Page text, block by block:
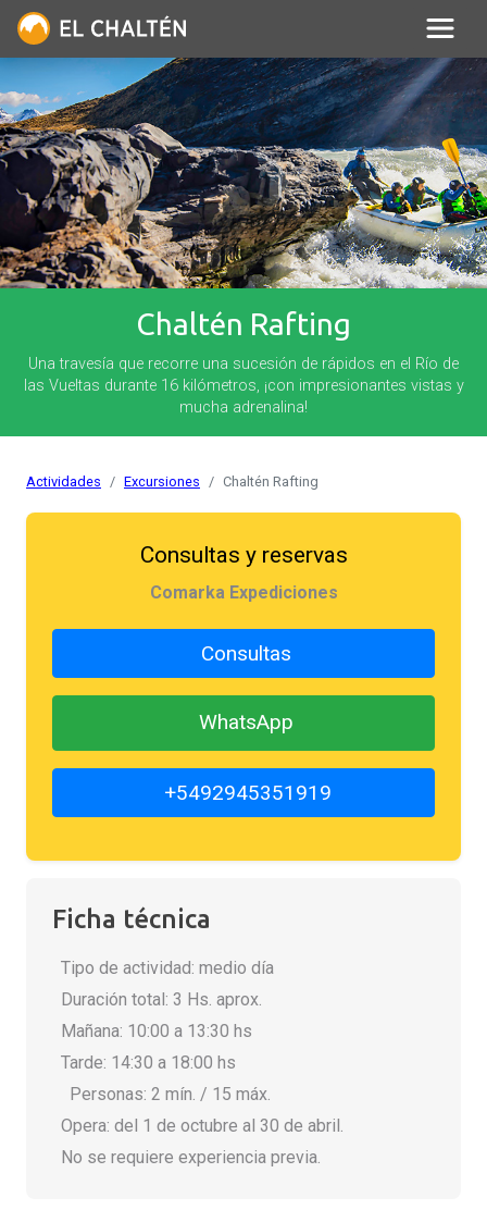
Chaltén Rafting
Una travesía que recorre una sucesión de rápidos en el Río de
las Vueltas durante 16 kilómetros, ¡con impresionantes vistas y
mucha adrenalina!
Actividades Excursiones Chaltén Rafting
Consultas y reservas
Comarka Expediciones
Consultas
WhatsApp
+5492945351919
Ficha técnica
Tipo de actividad: medio día
Duración total: 3 Hs. aprox.
Mañana: 10:00 a 13:30 hs
Tarde: 14:30 a 18:00 hs
Personas: 2 mín. / 15 máx.
Opera: del 1 de octubre al 30 de abril.
No se requiere experiencia previa.